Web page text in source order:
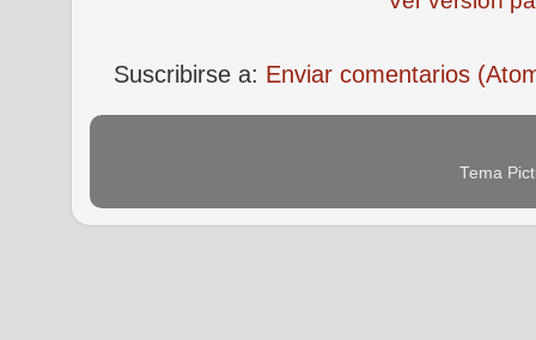
Suscribirse a: Enviar comentarios
Tema